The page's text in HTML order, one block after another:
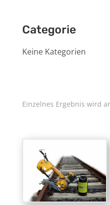
Categorie
Keine Kategorien
Einzelnes Ergebnis wird